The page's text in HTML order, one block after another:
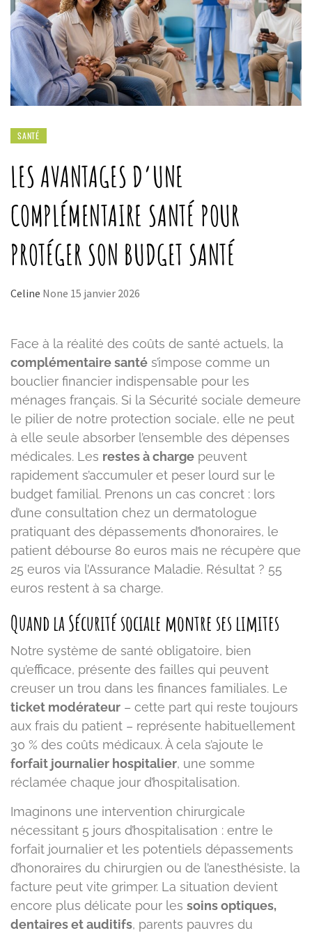
SANTÉ
LES AVANTAGES D’UNE
COMPLÉMENTAIRE SANTÉ POUR
PROTÉGER SON BUDGET SANTÉ
Celine None 15 janvier 2026
Face à la réalité des coûts de santé actuels, la
complémentaire santé s’impose comme un
bouclier financier indispensable pour les
ménages français. Si la Sécurité sociale demeure
le pilier de notre protection sociale, elle ne peut
à elle seule absorber l’ensemble des dépenses
médicales. Les restes à charge peuvent
rapidement s’accumuler et peser lourd sur le
budget familial. Prenons un cas concret : lors
d’une consultation chez un dermatologue
pratiquant des dépassements d’honoraires, le
patient débourse 80 euros mais ne récupère que
25 euros via l’Assurance Maladie. Résultat ? 55
euros restent à sa charge.
Quand la Sécurité sociale montre ses limites
Notre système de santé obligatoire, bien
qu’efficace, présente des failles qui peuvent
creuser un trou dans les finances familiales. Le
ticket modérateur – cette part qui reste toujours
aux frais du patient – représente habituellement
30 % des coûts médicaux. À cela s’ajoute le
forfait journalier hospitalier, une somme
réclamée chaque jour d’hospitalisation.
Imaginons une intervention chirurgicale
nécessitant 5 jours d’hospitalisation : entre le
forfait journalier et les potentiels dépassements
d’honoraires du chirurgien ou de l’anesthésiste, la
facture peut vite grimper. La situation devient
encore plus délicate pour les soins optiques,
dentaires et auditifs, parents pauvres du